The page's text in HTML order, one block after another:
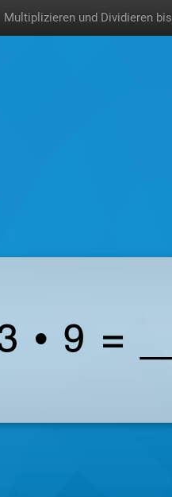
Multiplizieren und Dividieren
• 9 =